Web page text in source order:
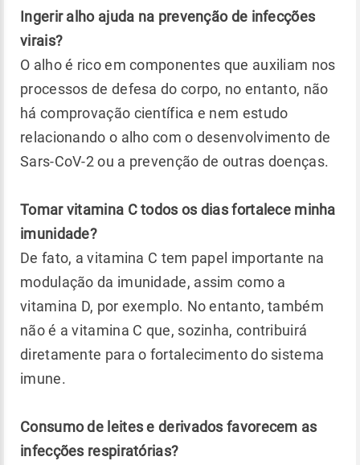
Ingerir alho ajuda na prevenção de infecções
virais?
O alho é rico em componentes que auxiliam nos
processos de defesa do corpo, no entanto, não
há comprovação científica e nem estudo
relacionando o alho com o desenvolvimento de
Sars-CoV-2 ou a prevenção de outras doenças.
Tomar vitamina C todos os dias fortalece minha
imunidade?
De fato, a vitamina C tem papel importante na
modulação da imunidade, assim como a
vitamina D, por exemplo. No entanto, também
não é a vitamina C que, sozinha, contribuirá
diretamente para o fortalecimento do sistema
imune.
Consumo de leites e derivados favorecem as
infecções respiratórias?